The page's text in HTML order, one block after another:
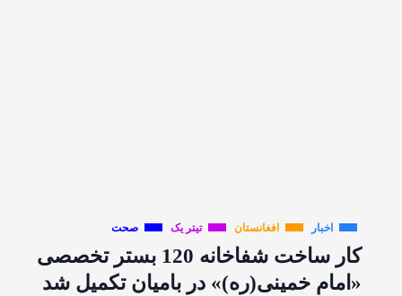
اخبار افغانستان تیتر یک صحت
کار ساخت شفاخانه 120 بستر تخصصی
«امام خمینی(ره)» در بامیان تکمیل شد